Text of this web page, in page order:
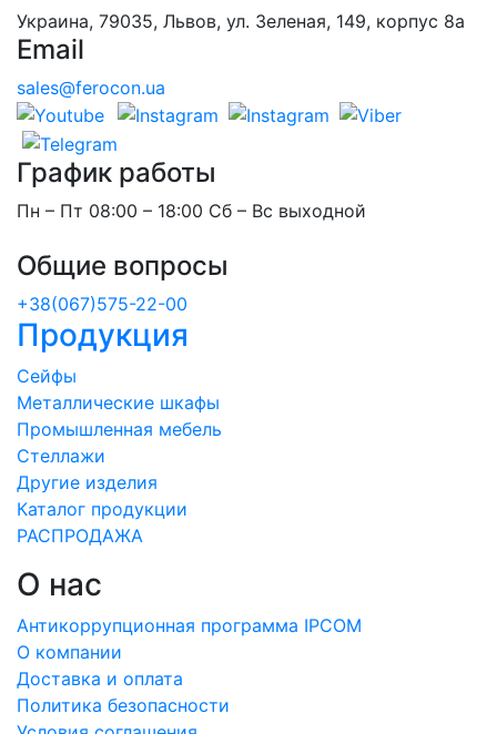
Украина, 79035, Львов, ул. Зеленая, 149, корпус 8а
Email
sales@ferocon.ua
График работы
Пн – Пт 08:00 – 18:00 Сб – Вс выходной
Общие вопросы
+38(067)575-22-00
Продукция
Сейфы
Металлические шкафы
Промышленная мебель
Стеллажи
Другие изделия
Каталог продукции
РАСПРОДАЖА
О нас
Антикоррупционная программа IPCOM
О компании
Доставка и оплата
Политика безопасности